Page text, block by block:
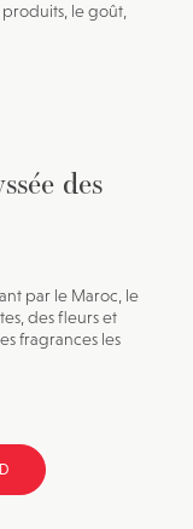
le goût,
des
par le Maroc, le
des fleurs et
fragrances les